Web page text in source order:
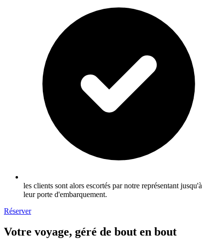
les clients sont alors escortés par notre représentant jusqu'à
leur porte d'embarquement.
Réserver
Votre voyage, géré de bout en bout